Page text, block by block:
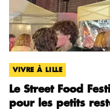
VIVRE À LILLE
Le Street Food
pour les petits